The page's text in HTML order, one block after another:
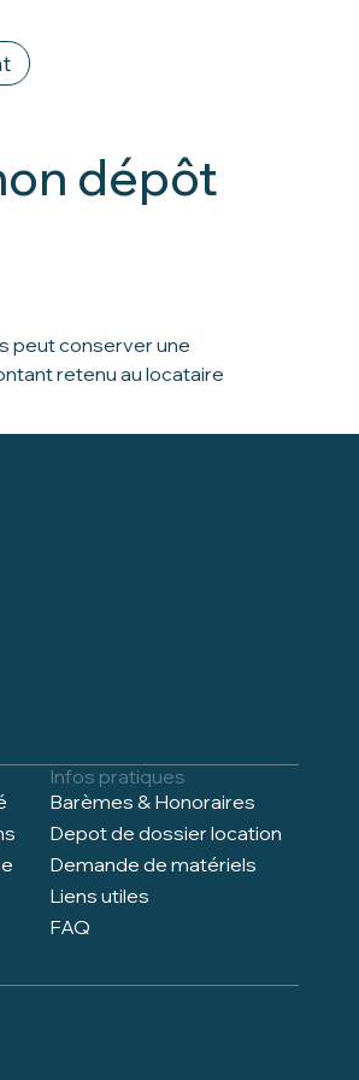
dépôt
peut conserver une
retenu au locataire
Infos pratiques
Barèmes & Honoraires
Depot de dossier location
Demande de matériels
Liens utiles
FAQ